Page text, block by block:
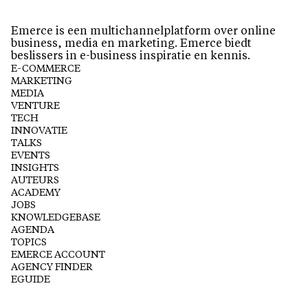
Emerce is een multichannelplatform over online
business, media en marketing. Emerce biedt
beslissers in e-business inspiratie en kennis.
E-COMMERCE
MARKETING
MEDIA
VENTURE
TECH
INNOVATIE
TALKS
EVENTS
INSIGHTS
AUTEURS
ACADEMY
JOBS
KNOWLEDGEBASE
AGENDA
TOPICS
EMERCE ACCOUNT
AGENCY FINDER
EGUIDE